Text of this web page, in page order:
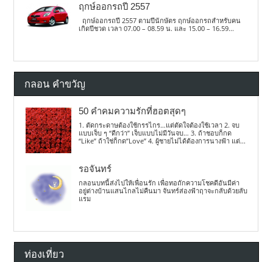
ฤกษ์ออกรถปี 2557
ฤกษ์ออกรถปี 2557 ตามปีนักษัตร ฤกษ์ออกรถสำหรับคน
เกิดปีชวด เวลา 07.00 – 08.59 น. และ 15.00 – 16.59...
กลอน คำขวัญ
50 คำคมความรักที่ฮอตสุดๆ
1. ตัดกระดาษต้องใช้กรรไกร…แต่ตัดใจต้องใช้เวลา 2. จบ
แบบเจ็บ ๆ “ดีกว่า” เจ็บแบบไม่มีวันจบ… 3. ถ้าชอบก็กด
“Like” ถ้าใช่ก็กด”Love” 4. ผู้ชายไม่ได้ต้องการนางฟ้า แต่...
รอจันทร์
กลอนบทนี้ส่งไปให้เพื่อนรัก เพื่อทอถักความโชคดีอันมีค่า
อยู่ต่างบ้านแสนไกลไม่คืนมา จันทร์ส่องฟ้าฤาจะกลับด้วยลับ
แรม
ท่องเที่ยว